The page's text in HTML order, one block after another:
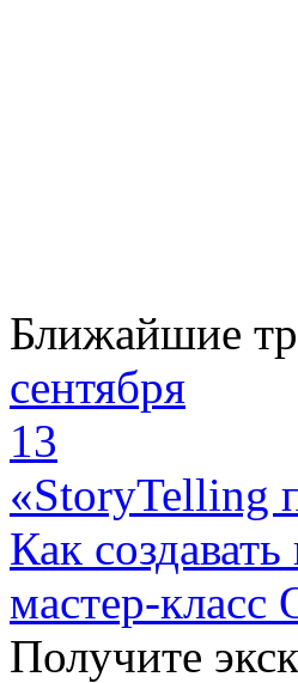
Ближайшие
сентября
13
«StoryTelling
Как
мастер-
Получите